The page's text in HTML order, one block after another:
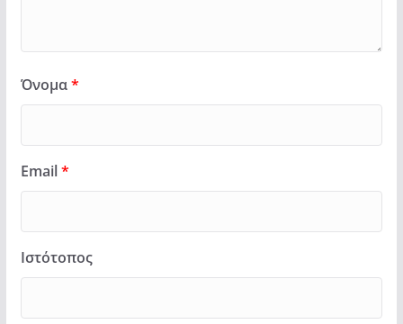
Όνομα*
Email*
Ιστότοπος